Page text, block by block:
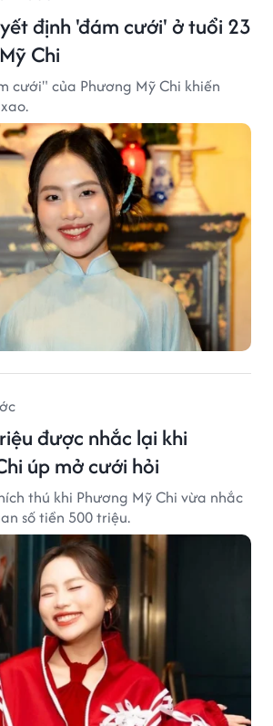
định 'đám cưới' ở tuổi 23
Chi
cưới" của Phương Mỹ Chi khiến
được nhắc lại khi
úp mở cưới hỏi
thú khi Phương Mỹ Chi vừa nhắc
số tiền 500 triệu.